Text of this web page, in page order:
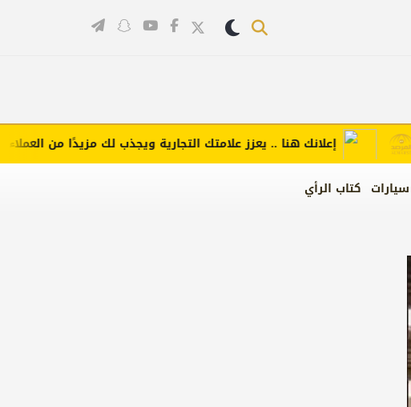
سيارات كتاب الرأي
إعلانك هنا .. يعزز علامتك التجارية ويجذب لك مزيدًا من العملاء